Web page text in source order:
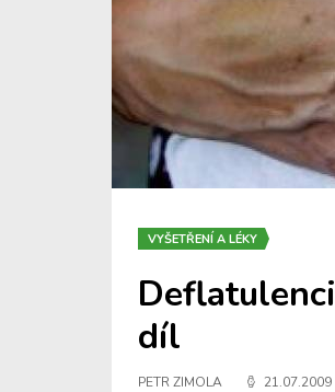
VYŠETŘENÍ A LÉKY
díl
PETR ZIMOLA 21.07.2009